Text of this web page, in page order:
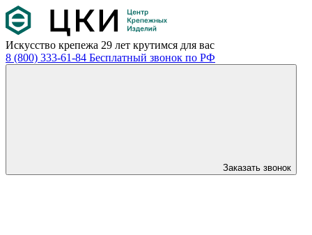
Искусство крепежа 29 лет крутимся для вас
8 (800) 333-61-84 Бесплатный звонок по РФ
Заказать звонок